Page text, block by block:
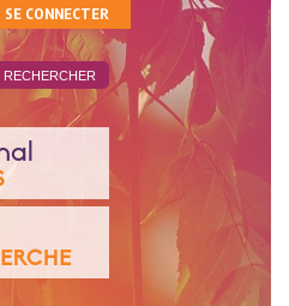
MON
SE CONNECTER